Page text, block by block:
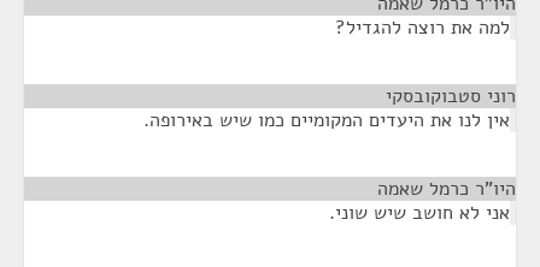
למה את רוצה להגדיל?
רוני סטבוקובסקי
אין לנו את היעדים המקומיים כמו שיש באירופה.
היו"ר כרמל שאמה
אני לא חושב שיש שוני.